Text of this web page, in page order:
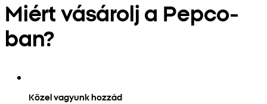
Miért vásárolj a Pepco-
ban?
Közel vagyunk hozzád